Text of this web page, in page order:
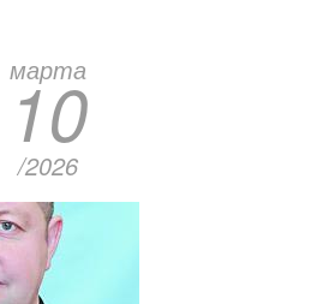
марта
10
/2026